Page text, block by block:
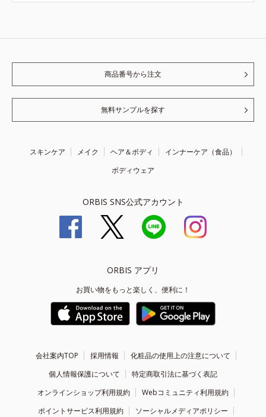
商品番号から注文
無料サンプルを探す
スキンケア メイク ヘア＆ボディ
インナーケア（食品）
ボディウェア
ORBIS SNS公式アカウント
ORBIS アプリ
お買い物をもっと楽しく、便利に！
会社案内TOP 採用情報
化粧品の使用上の注意について
個人情報保護について
特定商取引法に基づく表記
オンラインショップ利用規約
Webコミュニティ利用規約
ポイントサービス利用規約
ソーシャルメディアポリシー